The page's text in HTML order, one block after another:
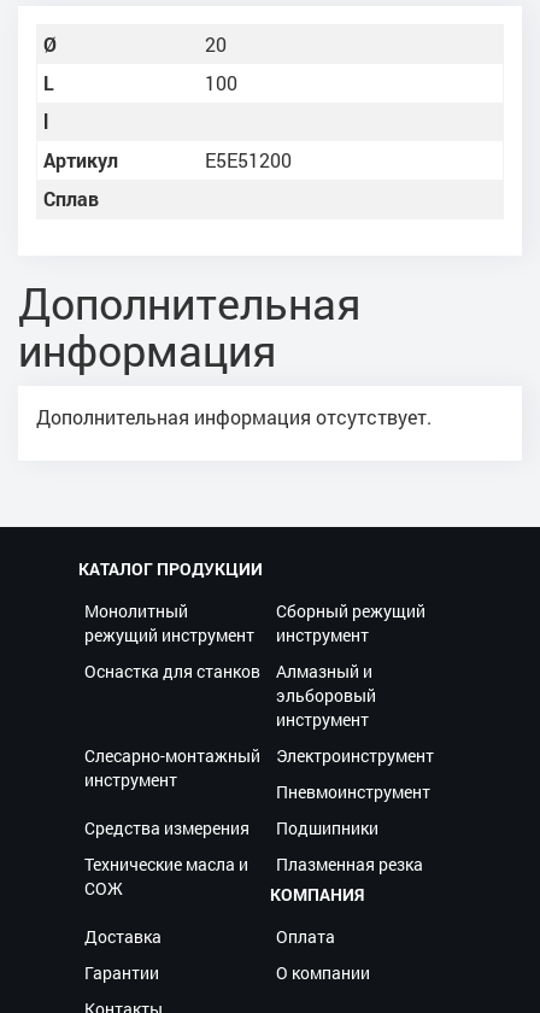
Ø
20
L
100
l
Артикул
E5E51200
Сплав
Дополнительная
информация
Дополнительная информация отсутствует.
КАТАЛОГ ПРОДУКЦИИ
Монолитный
режущий инструмент
Сборный режущий
инструмент
Оснастка для станков
Алмазный и
эльборовый
инструмент
Слесарно-монтажный
инструмент
Электроинструмент
Пневмоинструмент
Средства измерения
Подшипники
Технические масла и
СОЖ
Плазменная резка
КОМПАНИЯ
Доставка
Оплата
Гарантии
О компании